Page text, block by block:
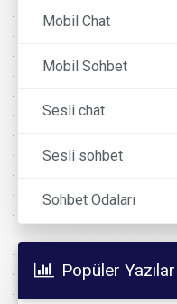
Mobil Chat
Mobil Sohbet
Sesli chat
Sesli sohbet
Sohbet Odaları
Popüler Yazılar